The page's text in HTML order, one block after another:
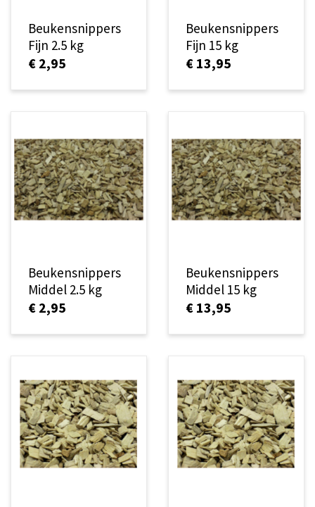
Beukensnippers
Fijn 2.5 kg
€ 2,95
Beukensnippers
Fijn 15 kg
€ 13,95
Beukensnippers
Middel 2.5 kg
€ 2,95
Beukensnippers
Middel 15 kg
€ 13,95